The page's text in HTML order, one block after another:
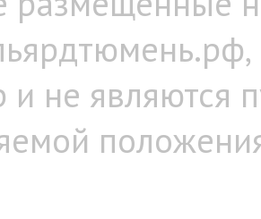
и не являются